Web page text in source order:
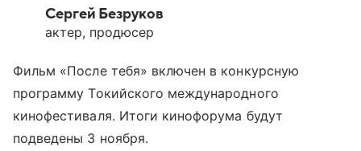
Сергей Безруков
актер, продюсер
Фильм «После тебя» включен в конкурсную
программу Токийского международного
кинофестиваля. Итоги кинофорума будут
подведены 3 ноября.